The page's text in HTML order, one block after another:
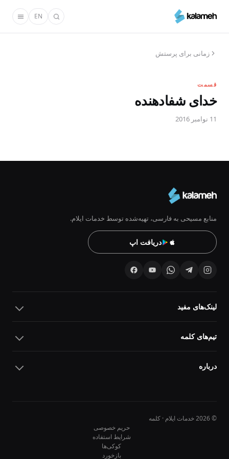
محتوای
EN
زمانی برای پرستش
قسمت
خدای‌ شفا‌دهنده
11 نوامبر 2016
منابع مسیحی به فارسی، تهیه‌شده توسط خدمات ایلام.
دریافت اپ
لینک‌های مفید
تیم‌های کلمه
درباره
© 2026 خدمات ایلام · کلمه
حریم خصوصی
شرایط استفاده
کوکی‌ها
بازخورد
10